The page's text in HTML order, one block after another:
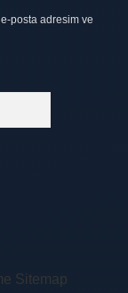
e-posta adresim ve
Sitemap